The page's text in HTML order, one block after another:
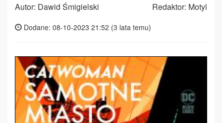
Autor: Dawid Śmigielski Redaktor: Motyl
Dodane: 08-10-2023 21:52 (3 lata temu)